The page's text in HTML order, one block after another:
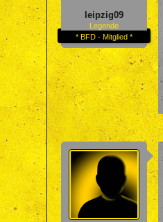
leipzig09
Legende
* BFD - Mitglied *